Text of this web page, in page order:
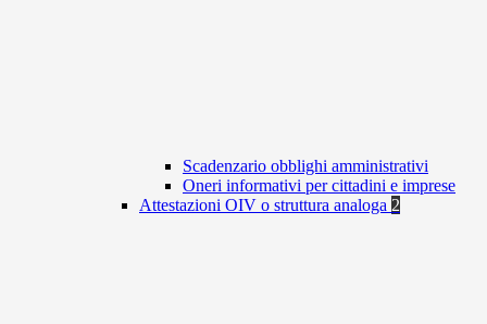
Scadenzario obblighi amministrativi
Oneri informativi per cittadini e imprese
Attestazioni OIV o struttura analoga 2